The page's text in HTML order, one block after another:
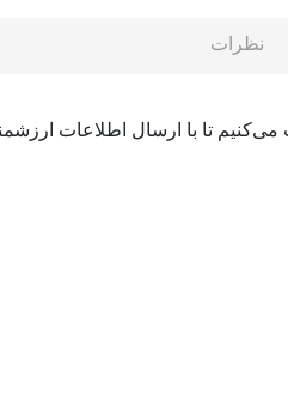
نظرات
تا با ارسال اطلاعات